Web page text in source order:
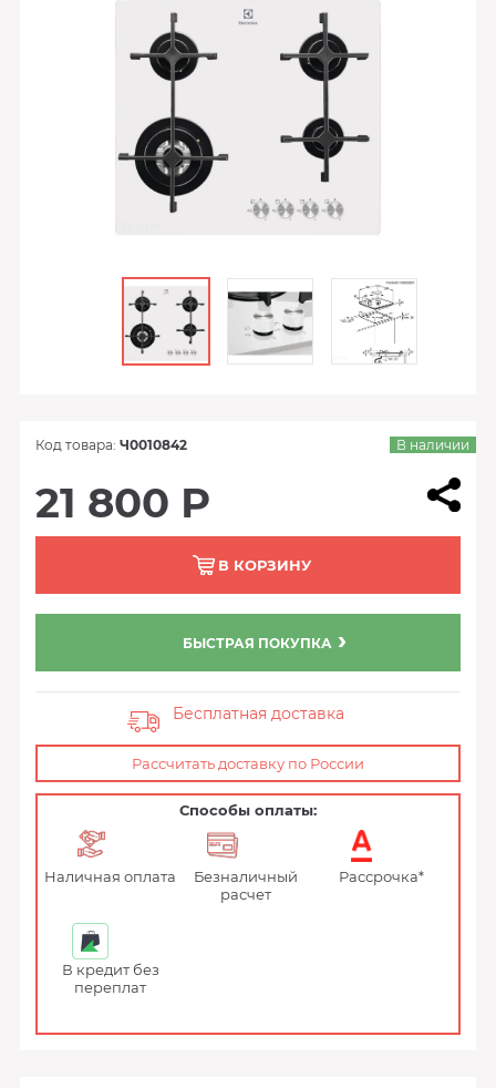
Код товара: Ч0010842 В наличии
21 800 Р
В КОРЗИНУ
БЫСТРАЯ ПОКУПКА
Бесплатная доставка
Рассчитать доставку по России
Способы оплаты:
Наличная оплата
Безналичный
расчет
Рассрочка*
В кредит без
переплат